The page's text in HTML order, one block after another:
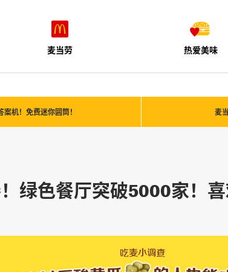
麦当劳 热爱美味
机！免费迷你圆筒！ 麦
绿色餐厅突破5000家！喜